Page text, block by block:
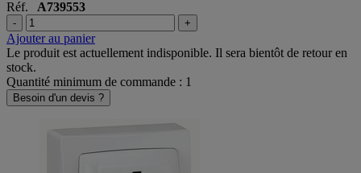
Réf. A739553
- +
Ajouter au panier
Le produit est actuellement indisponible. Il sera bientôt de retour en
stock.
Quantité minimum de commande : 1
Besoin d'un devis ?